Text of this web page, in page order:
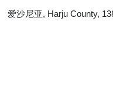
爱沙尼亚, Harju County,